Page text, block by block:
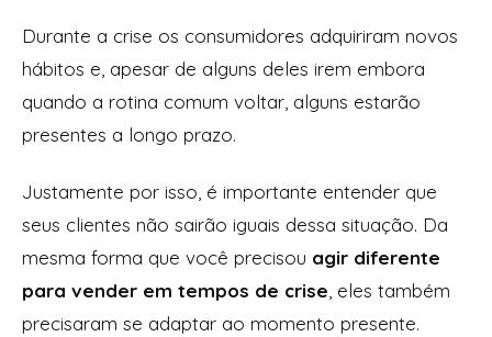
Durante a crise os consumidores adquiriram novos
hábitos e, apesar de alguns deles irem embora
quando a rotina comum voltar, alguns estarão
presentes a longo prazo.
Justamente por isso, é importante entender que
seus clientes não sairão iguais dessa situação. Da
mesma forma que você precisou agir diferente
para vender em tempos de crise, eles também
precisaram se adaptar ao momento presente.